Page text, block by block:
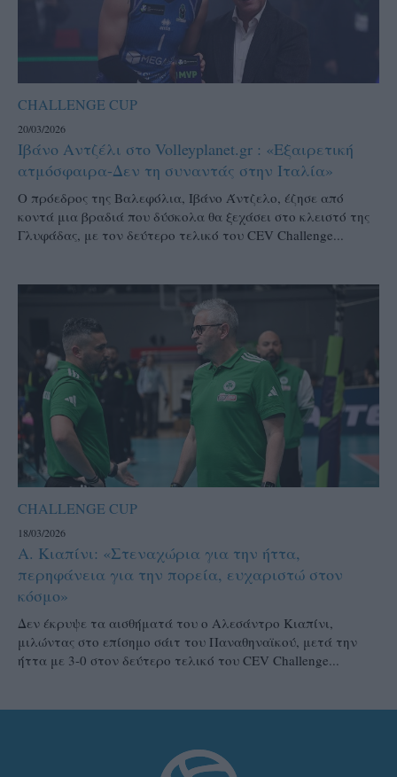
CHALLENGE CUP
20/03/2026
Ιβάνο Αντζέλι στο Volleyplanet.gr : «Εξαιρετική
ατμόσφαιρα-Δεν τη συναντάς στην Ιταλία»
Ο πρόεδρος της Βαλεφόλια, Ιβάνο Άντζελο, έζησε από
κοντά μια βραδιά που δύσκολα θα ξεχάσει στο κλειστό της
Γλυφάδας, με τον δεύτερο τελικό του CEV Challenge...
CHALLENGE CUP
18/03/2026
Α. Κιαπίνι: «Στεναχώρια για την ήττα,
περηφάνεια για την πορεία, ευχαριστώ στον
κόσμο»
Δεν έκρυψε τα αισθήματά του ο Αλεσάντρο Κιαπίνι,
μιλώντας στο επίσημο σάιτ του Παναθηναϊκού, μετά την
ήττα με 3-0 στον δεύτερο τελικό του CEV Challenge...